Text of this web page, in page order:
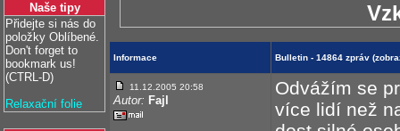
Naše tipy
Přidejte si nás do
položky Oblíbené.
Don't forget to
bookmark us!
(CTRL-D)
Relaxační folie
Informace Bulletin - 14864 zpráv
11.12.2005 20:58
Autor: Fajl
Odvážím se
více lidí než